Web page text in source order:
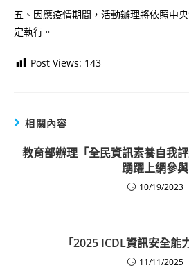
五、因應疫情期間，活動辦理將依照中
定執行。
Post Views: 143
相關內容
教育部辦理「全民資訊素養自我
踴躍上網參與
10/19/2023
「2025 ICDL資訊安全能
11/11/2025